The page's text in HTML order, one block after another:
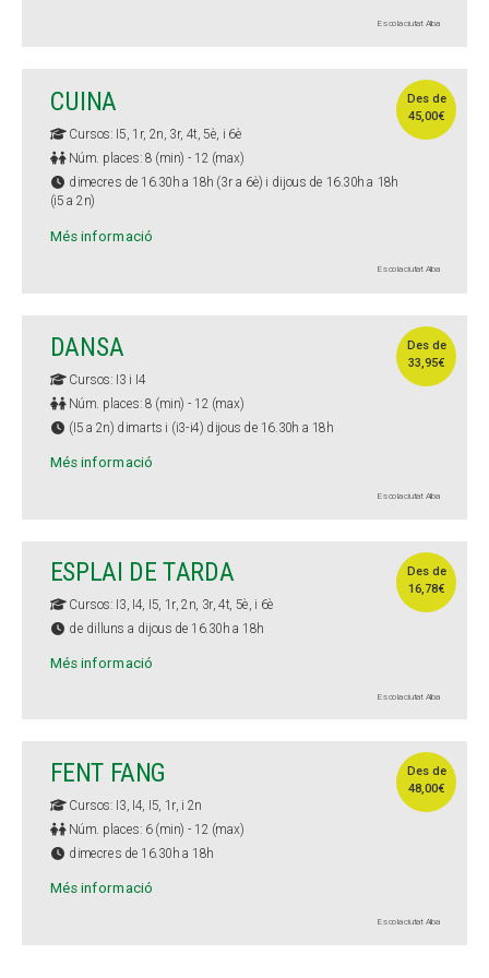
Escola ciutat Alba
Des de
45,00€
CUINA
Cursos: I5, 1r, 2n, 3r, 4t, 5è, i 6è
Núm. places: 8 (min) - 12 (max)
dimecres de 16.30h a 18h (3r a 6è) i dijous de 16.30h a 18h
(i5 a 2n)
Més informació
Escola ciutat Alba
Des de
33,95€
DANSA
Cursos: I3 i I4
Núm. places: 8 (min) - 12 (max)
(I5 a 2n) dimarts i (i3-i4) dijous de 16.30h a 18h
Més informació
Escola ciutat Alba
Des de
16,78€
ESPLAI DE TARDA
Cursos: I3, I4, I5, 1r, 2n, 3r, 4t, 5è, i 6è
de dilluns a dijous de 16.30h a 18h
Més informació
Escola ciutat Alba
Des de
48,00€
FENT FANG
Cursos: I3, I4, I5, 1r, i 2n
Núm. places: 6 (min) - 12 (max)
dimecres de 16.30h a 18h
Més informació
Escola ciutat Alba